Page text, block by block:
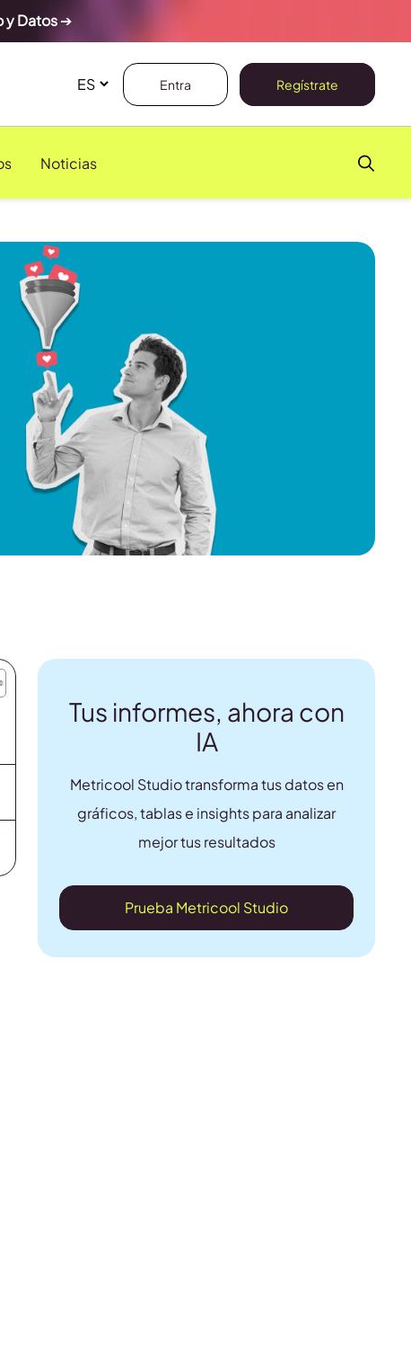
y Datos➔
Entra Regístrate
Noticias
Tus informes, ahora con
IA
Metricool Studio transforma tus datos en
gráficos, tablas e insights para analizar
mejor tus resultados
Prueba Metricool Studio